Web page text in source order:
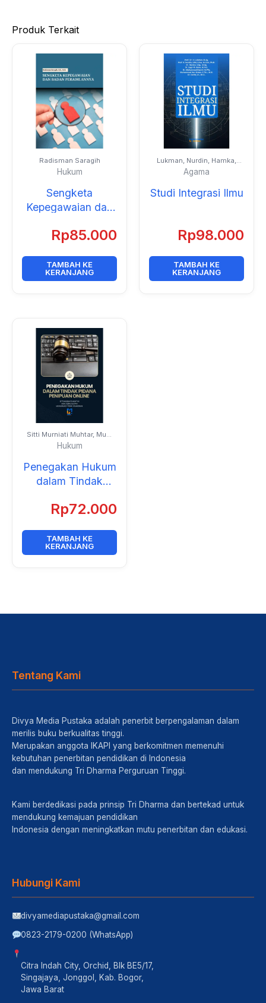
Produk Terkait
Radisman Saragih
Hukum
Sengketa
Kepegawaian dan
Peradilannya
Rp85.000
TAMBAH KE
KERANJANG
Lukman, Nurdin, Hamka,
Sagir M. Amin, Muhammad
Djamil, Muhammad Nur
Agama
Studi Integrasi Ilmu
Rp98.000
TAMBAH KE
KERANJANG
Sitti Murniati Muhtar, Muh.
Iqbal Sultan, dan
Muhammad Fitrah
Hukum
Penegakan Hukum
dalam Tindak
Online
Rp72.000
TAMBAH KE
KERANJANG
Tentang Kami
Divya Media Pustaka adalah penerbit berpengalaman dalam
merilis buku berkualitas tinggi.
Merupakan anggota IKAPI yang berkomitmen memenuhi
kebutuhan penerbitan pendidikan di Indonesia
dan mendukung Tri Dharma Perguruan Tinggi.
Kami berdedikasi pada prinsip Tri Dharma dan bertekad untuk
mendukung kemajuan pendidikan
Indonesia dengan meningkatkan mutu penerbitan dan edukasi.
Hubungi Kami
divyamediapustaka@gmail.com
0823-2179-0200 (WhatsApp)
Citra Indah City, Orchid, Blk BE5/17,
Singajaya, Jonggol, Kab. Bogor,
Jawa Barat